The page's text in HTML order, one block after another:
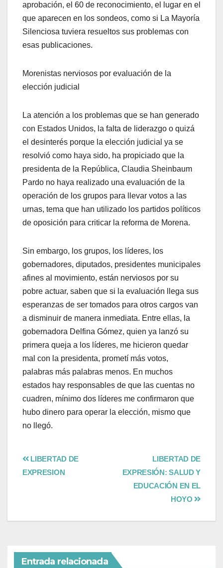
aprobación, el 60 de reconocimiento, el lugar en el
que aparecen en los sondeos, como si La Mayoría
Silenciosa tuviera resueltos sus problemas con
esas publicaciones.
Morenistas nerviosos por evaluación de la
elección judicial
La atención a los problemas que se han generado
con Estados Unidos, la falta de liderazgo o quizá
el desinterés porque la elección judicial ya se
resolvió como haya sido, ha propiciado que la
presidenta de la República, Claudia Sheinbaum
Pardo no haya realizado una evaluación de la
operación de los grupos para llevar votos a las
urnas, tema que han utilizado los partidos políticos
de oposición para criticar la reforma de Morena.
Sin embargo, los grupos, los líderes, los
gobernadores, diputados, presidentes municipales
afines al movimiento, están nerviosos por su
pobre actuar, saben que si la evaluación llega sus
esperanzas de ser tomados para otros cargos van
a disminuir de manera inmediata. Entre ellas, la
gobernadora Delfina Gómez, quien ya lanzó su
primera queja a los líderes, me hicieron quedar
mal con la presidenta, prometí más votos,
palabras más palabras menos. En muchos
estados hay responsables de que las cuentas no
cuadren, mínimo dos líderes me confirmaron que
hubo dinero para operar la elección, mismo que
no llegó.
LIBERTAD DE
EXPRESIÓN: SALUD Y
EDUCACIÓN EN EL
HOYO
LIBERTAD DE
EXPRESION
Entrada relacionada